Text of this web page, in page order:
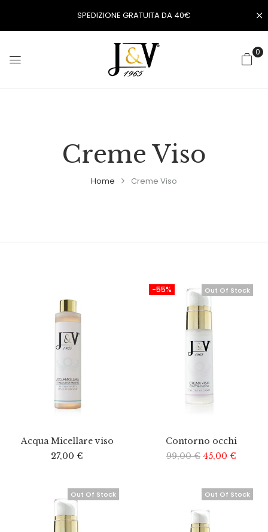
SPEDIZIONE GRATUITA DA 40€
0
Creme Viso
Home Creme Viso
Acqua Micellare viso
27,00 €
-55% Out Of Stock
Contorno occhi
99,00€ 45,00 €
Out Of Stock Out Of Stock